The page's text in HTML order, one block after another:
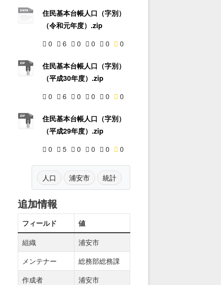
住民基本台帳人口（字別）
（令和元年度）.zip
0
6 0 0 0 0
住民基本台帳人口（字別）
（平成30年度）.zip
0
6 0 0 0 0
住民基本台帳人口（字別）
（平成29年度）.zip
0
5 0 0 0 0
人口 浦安市 統計
追加情報
フィールド
値
組織
浦安市
メンテナー
総務部総務課
作成者
浦安市